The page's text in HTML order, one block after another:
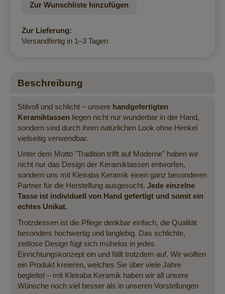
Zur Wunschliste hinzufügen
Zur Lieferung:
Versandfertig in 1–3 Tagen
Beschreibung
Stilvoll und schlicht – unsere handgefertigten
Keramiktassen liegen nicht nur wunderbar in der Hand,
sondern sind durch ihren natürlichen Look ohne Henkel
vielseitig verwendbar.
Unter dem Motto "Tradition trifft auf Moderne" haben wir
nicht nur das Design der Keramiktassen entworfen,
sondern uns mit Kleiraba Keramik einen ganz besonderen
Partner für die Herstellung ausgesucht. Jede einzelne
Tasse ist individuell von Hand gefertigt und somit ein
echtes Unikat.
Trotzdessen ist die Pflege denkbar einfach, die Qualität
besonders hochwertig und langlebig. Das schlichte,
zeitlose Design fügt sich mühelos in jedes
Einrichtungskonzept ein und fällt trotzdem auf. Wir wollten
ein Produkt kreieren, welches Sie über viele Jahre
begleitet – mit Kleiraba Keramik haben wir all unsere
Wünsche noch viel besser als in unseren Vorstellungen